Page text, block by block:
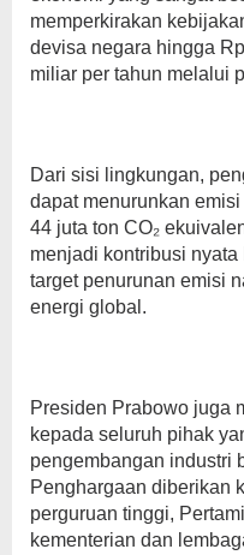
memperkirakan
devisa negara hingga
miliar per tahun melalui
Dari sisi lingkungan,
dapat menurunkan
44 juta ton CO₂
menjadi kontribusi
target penurunan emisi
energi global.
Presiden Prabowo juga
kepada seluruh pihak
pengembangan industri
Penghargaan diberikan
perguruan tinggi,
kementerian dan